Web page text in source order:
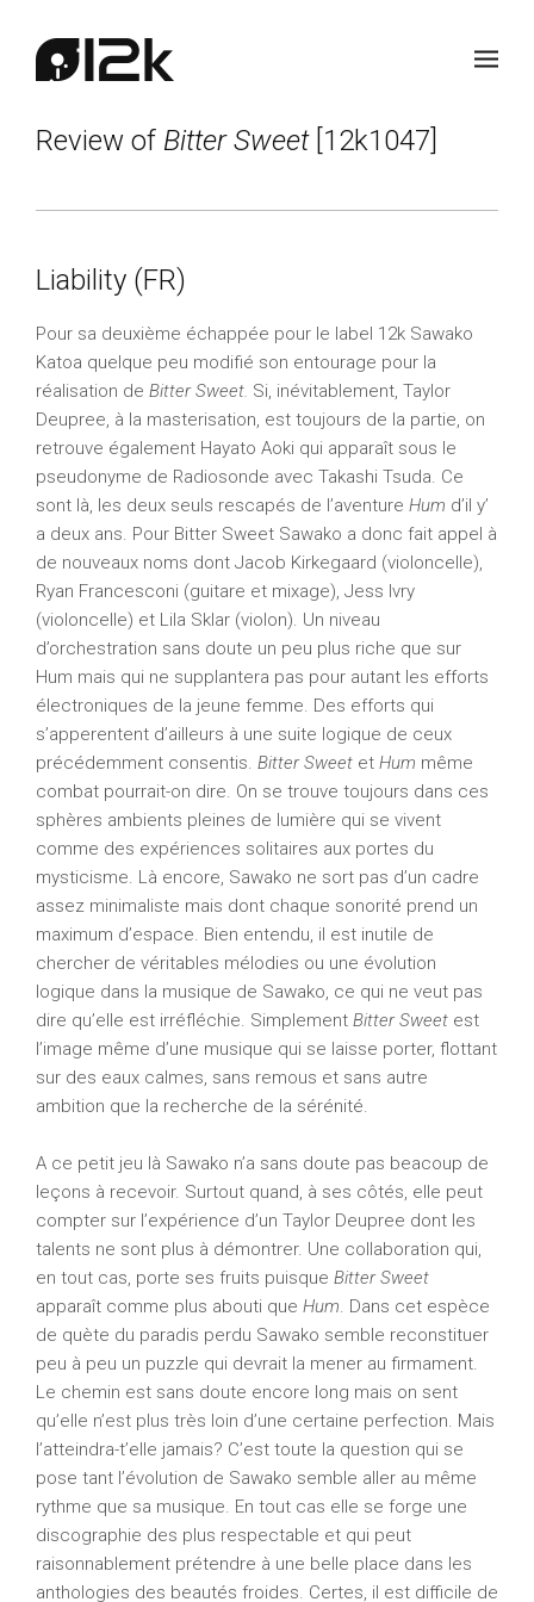
Review of Bitter Sweet[12k1047]
Liability (FR)
Pour sa deuxième échappée pour le label 12k Sawako
Katoa quelque peu modifié son entourage pour la
réalisation de Bitter Sweet. Si, inévitablement, Taylor
Deupree, à la masterisation, est toujours de la partie, on
retrouve également Hayato Aoki qui apparaît sous le
pseudonyme de Radiosonde avec Takashi Tsuda. Ce
sont là, les deux seuls rescapés de l’aventure Hum d’il y’
a deux ans. Pour Bitter Sweet Sawako a donc fait appel à
de nouveaux noms dont Jacob Kirkegaard (violoncelle),
Ryan Francesconi (guitare et mixage), Jess Ivry
(violoncelle) et Lila Sklar (violon). Un niveau
d’orchestration sans doute un peu plus riche que sur
Hum mais qui ne supplantera pas pour autant les efforts
électroniques de la jeune femme. Des efforts qui
s’apperentent d’ailleurs à une suite logique de ceux
précédemment consentis. Bitter Sweet et Hum même
combat pourrait-on dire. On se trouve toujours dans ces
sphères ambients pleines de lumière qui se vivent
comme des expériences solitaires aux portes du
mysticisme. Là encore, Sawako ne sort pas d’un cadre
assez minimaliste mais dont chaque sonorité prend un
maximum d’espace. Bien entendu, il est inutile de
chercher de véritables mélodies ou une évolution
logique dans la musique de Sawako, ce qui ne veut pas
dire qu’elle est irréfléchie. Simplement Bitter Sweet est
l’image même d’une musique qui se laisse porter, flottant
sur des eaux calmes, sans remous et sans autre
ambition que la recherche de la sérénité.
A ce petit jeu là Sawako n’a sans doute pas beacoup de
leçons à recevoir. Surtout quand, à ses côtés, elle peut
compter sur l’expérience d’un Taylor Deupree dont les
talents ne sont plus à démontrer. Une collaboration qui,
en tout cas, porte ses fruits puisque Bitter Sweet
apparaît comme plus abouti que Hum. Dans cet espèce
de quète du paradis perdu Sawako semble reconstituer
peu à peu un puzzle qui devrait la mener au firmament.
Le chemin est sans doute encore long mais on sent
qu’elle n’est plus très loin d’une certaine perfection. Mais
l’atteindra-t’elle jamais? C’est toute la question qui se
pose tant l’évolution de Sawako semble aller au même
rythme que sa musique. En tout cas elle se forge une
discographie des plus respectable et qui peut
raisonnablement prétendre à une belle place dans les
anthologies des beautés froides. Certes, il est difficile de